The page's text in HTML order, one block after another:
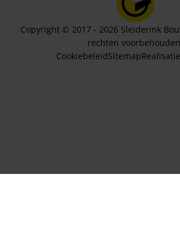
Copyright © 2017 - 2026 Sleiderink
rechten
CookiebeleidSitemap